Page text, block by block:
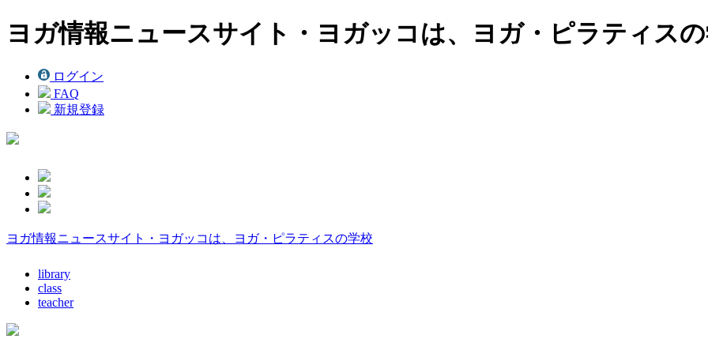
ヨガ情報ニュースサイト・ヨガッコは、ヨガ・ピラティス
ログイン
FAQ
新規登録
ヨガ情報ニュースサイト・ヨガッコは、ヨガ・ピラティスの学校
library
class
teacher